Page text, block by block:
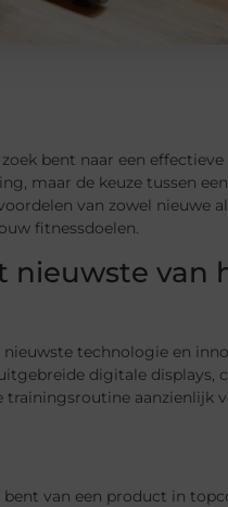
bent naar een
maar de keuze tussen
van zowel nieuwe
fitnessdoelen.
nieuwste van
technologie en
digitale displays,
trainingsroutine aanzienlijk
van een product in